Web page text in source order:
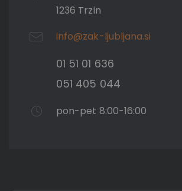
1236 Trzin
info@zak-ljubljana.si
01 51 01 636
051 405 044
pon-pet 8:00-16:00